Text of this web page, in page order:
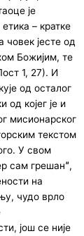
је
– кратке
човек јесте од
Божијим, те
1, 27). И
од осталог
којег је и
мисионарског
текстом
У свом
сам грешанˮ,
на
чудо врло
још се није